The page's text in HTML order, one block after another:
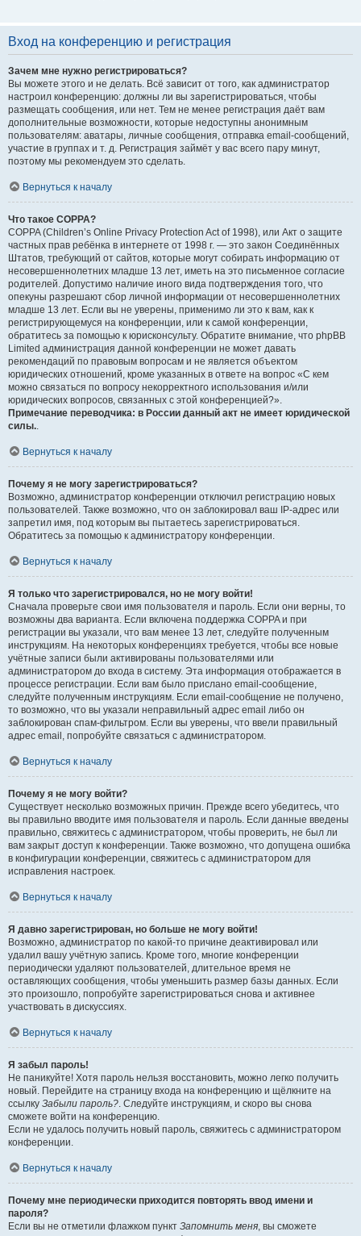
Вход на конференцию и регистрация
Зачем мне нужно регистрироваться?
Вы можете этого и не делать. Всё зависит от того, как администратор
настроил конференцию: должны ли вы зарегистрироваться, чтобы
размещать сообщения, или нет. Тем не менее регистрация даёт вам
дополнительные возможности, которые недоступны анонимным
пользователям: аватары, личные сообщения, отправка email-сообщений,
участие в группах и т. д. Регистрация займёт у вас всего пару минут,
поэтому мы рекомендуем это сделать.
Вернуться к началу
Что такое COPPA?
COPPA (Children’s Online Privacy Protection Act of 1998), или Акт о защите
частных прав ребёнка в интернете от 1998 г. — это закон Соединённых
Штатов, требующий от сайтов, которые могут собирать информацию от
несовершеннолетних младше 13 лет, иметь на это письменное согласие
родителей. Допустимо наличие иного вида подтверждения того, что
опекуны разрешают сбор личной информации от несовершеннолетних
младше 13 лет. Если вы не уверены, применимо ли это к вам, как к
регистрирующемуся на конференции, или к самой конференции,
обратитесь за помощью к юрисконсульту. Обратите внимание, что phpBB
Limited администрация данной конференции не может давать
рекомендаций по правовым вопросам и не является объектом
юридических отношений, кроме указанных в ответе на вопрос «С кем
можно связаться по вопросу некорректного использования и/или
юридических вопросов, связанных с этой конференцией?».
Примечание переводчика: в России данный акт не имеет юридической
силы..
Вернуться к началу
Почему я не могу зарегистрироваться?
Возможно, администратор конференции отключил регистрацию новых
пользователей. Также возможно, что он заблокировал ваш IP-адрес или
запретил имя, под которым вы пытаетесь зарегистрироваться.
Обратитесь за помощью к администратору конференции.
Вернуться к началу
Я только что зарегистрировался, но не могу войти!
Сначала проверьте свои имя пользователя и пароль. Если они верны, то
возможны два варианта. Если включена поддержка COPPA и при
регистрации вы указали, что вам менее 13 лет, следуйте полученным
инструкциям. На некоторых конференциях требуется, чтобы все новые
учётные записи были активированы пользователями или
администратором до входа в систему. Эта информация отображается в
процессе регистрации. Если вам было прислано email-сообщение,
следуйте полученным инструкциям. Если email-сообщение не получено,
то возможно, что вы указали неправильный адрес email либо он
заблокирован спам-фильтром. Если вы уверены, что ввели правильный
адрес email, попробуйте связаться с администратором.
Вернуться к началу
Почему я не могу войти?
Существует несколько возможных причин. Прежде всего убедитесь, что
вы правильно вводите имя пользователя и пароль. Если данные введены
правильно, свяжитесь с администратором, чтобы проверить, не был ли
вам закрыт доступ к конференции. Также возможно, что допущена ошибка
в конфигурации конференции, свяжитесь с администратором для
исправления настроек.
Вернуться к началу
Я давно зарегистрирован, но больше не могу войти!
Возможно, администратор по какой-то причине деактивировал или
удалил вашу учётную запись. Кроме того, многие конференции
периодически удаляют пользователей, длительное время не
оставляющих сообщения, чтобы уменьшить размер базы данных. Если
это произошло, попробуйте зарегистрироваться снова и активнее
участвовать в дискуссиях.
Вернуться к началу
Я забыл пароль!
Не паникуйте! Хотя пароль нельзя восстановить, можно легко получить
новый. Перейдите на страницу входа на конференцию и щёлкните на
ссылку Забыли пароль?. Следуйте инструкциям, и скоро вы снова
сможете войти на конференцию.
Если не удалось получить новый пароль, свяжитесь с администратором
конференции.
Вернуться к началу
Почему мне периодически приходится повторять ввод имени и
пароля?
Если вы не отметили флажком пункт Запомнить меня, вы сможете